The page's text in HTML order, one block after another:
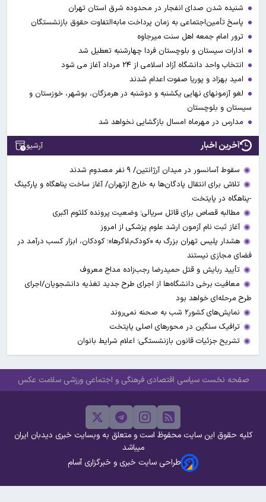
شنیده شدن صدای انفجار در محدوده شرق استان تهران
پاسخ تأمین‌اجتماعی به زمان پرداخت مابه‌التفاوت حقوق بازنشستگان
ترور امام جمعه اهل سنت میرجاوه
ادارات سیستان و بلوچستان فردا چهارشنبه تعطیل شد
انتخاب واحد دانشگاه آزاد اسلامی از ۲۴ مرداد آغاز می شود
امید بهزاد و پوریا صفوت اعدام شدند
لغو آزمونهای نهایی یکشنبه و دوشنبه در هرمزگان، بوشهر، خوزستان و
سیستان و بلوچستان
مدارس در مهرماه امسال بازگشایی نخواهد شد
آخرین اخبار آرشیو
سقوط آسانسور در میدان آرژانتین/ ۹ نفر مصدوم شدند
تلاش برای انتقال پادگان‌ها به خارج ازتهران/ آغاز ساخت پناهگاه و پارکینگ
-پناهگاه در پایتخت
مطالبه قصاص برای قاتل سریالی؛ وضعیت پرونده کلثوم اکبری
آغاز ثبت نام آزمون ارشد علوم پزشکی از امروز
هشدار پلیس تهران بزرگ به «کودک‌بلاگرها»؛ کودکان، ابزار کسب درآمد در
فضای مجازی نیستند
تأیید ربایش و قتل حمیدرضا رجب‌زاده مداح معروف
معافیت برخی دانشگاه‌ها از اجرای طرح جدید تغذیه دانشجویان/اجرای
طرح مرحله‌ای خواهد بود
نمایش‌های کشور٢ شب به صحنه نمی‌روند
ترافیک سنگین در محورهای اصلی پایتخت
تشریح جزئیات قانون بازنشستگی؛ اعلام شرایط بانوان
صفحه نخست سیاسی اقتصادی فرهنگی و اجتماعی ورزشی سلامت عکس
کلیه حقوق این سایت محفوظ است و متعلق به وبسایت خبری دیدبان ایران
میباشد
طراحی سایت خبری و خبرگزاری آسام